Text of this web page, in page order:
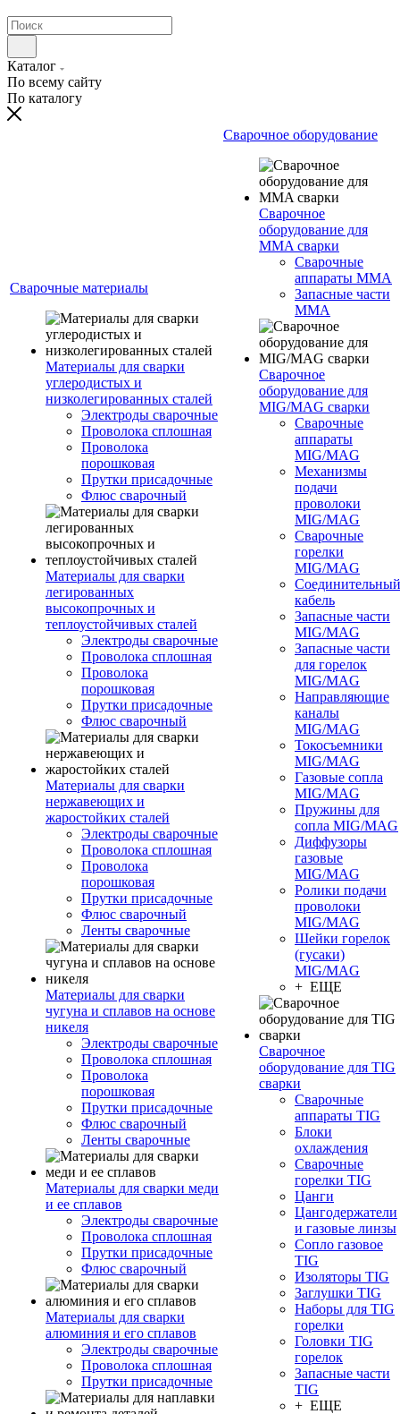
Каталог
По всему сайту
По каталогу
Сварочные материалы
Материалы для сварки
углеродистых и
низколегированных сталей
Электроды сварочные
Проволока сплошная
Проволока
порошковая
Прутки присадочные
Флюс сварочный
Материалы для сварки
легированных
высокопрочных и
теплоустойчивых сталей
Электроды сварочные
Проволока сплошная
Проволока
порошковая
Прутки присадочные
Флюс сварочный
Материалы для сварки
нержавеющих и
жаростойких сталей
Электроды сварочные
Проволока сплошная
Проволока
порошковая
Прутки присадочные
Флюс сварочный
Ленты сварочные
Материалы для сварки
чугуна и сплавов на основе
никеля
Электроды сварочные
Проволока сплошная
Проволока
порошковая
Прутки присадочные
Флюс сварочный
Ленты сварочные
Материалы для сварки меди
и ее сплавов
Электроды сварочные
Проволока сплошная
Прутки присадочные
Флюс сварочный
Материалы для сварки
алюминия и его сплавов
Электроды сварочные
Проволока сплошная
Прутки присадочные
Сварочное оборудование
Сварочное
оборудование для
MMA сварки
Сварочные
аппараты MMA
Запасные части
MMA
Сварочное
оборудование для
MIG/MAG сварки
Сварочные
аппараты
MIG/MAG
Механизмы
подачи
проволоки
MIG/MAG
Сварочные
горелки
MIG/MAG
Соединительный
кабель
Запасные части
MIG/MAG
Запасные части
для горелок
MIG/MAG
Направляющие
каналы
MIG/MAG
Токосъемники
MIG/MAG
Газовые сопла
MIG/MAG
Пружины для
сопла MIG/MAG
Диффузоры
газовые
MIG/MAG
Ролики подачи
проволоки
MIG/MAG
Шейки горелок
(гусаки)
MIG/MAG
+ ЕЩЕ
Сварочное
оборудование для TIG
сварки
Сварочные
аппараты TIG
Блоки
охлаждения
Сварочные
горелки TIG
Цанги
Цангодержатели
и газовые линзы
Сопло газовое
TIG
Изоляторы TIG
Заглушки TIG
Наборы для TIG
горелки
Головки TIG
горелок
Запасные части
TIG
+ ЕЩЕ